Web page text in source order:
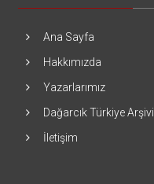
Ana Sayfa
Hakkımızda
Yazarlarımız
Dağarcık Türkiye Arşivi
İletişim